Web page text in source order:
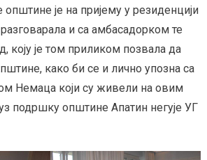
је на пријему у резиденцији
и са амбасадорком те
коју је том приликом позвала да
како би се и лично упозна са
Немаца који су живели на овим
подршку општине Апатин негује УГ